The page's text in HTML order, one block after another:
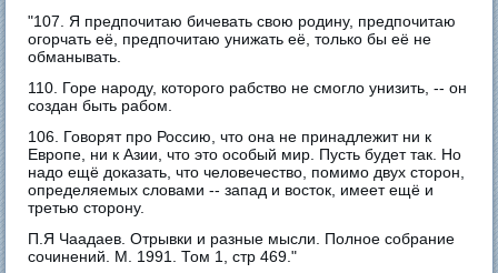
"107. Я предпочитаю бичевать свою родину, предпочитаю
огорчать её, предпочитаю унижать её, только бы её не
обманывать.
110. Горе народу, которого рабство не смогло унизить, -- он
создан быть рабом.
106. Говорят про Россию, что она не принадлежит ни к
Европе, ни к Азии, что это особый мир. Пусть будет так. Но
надо ещё доказать, что человечество, помимо двух сторон,
определяемых словами -- запад и восток, имеет ещё и
третью сторону.
П.Я Чаадаев. Отрывки и разные мысли. Полное собрание
сочинений. М. 1991. Том 1, стр 469."